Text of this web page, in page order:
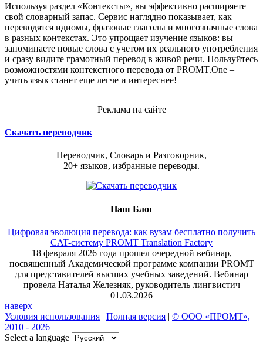
Используя раздел «Контексты», вы эффективно расширяете
свой словарный запас. Сервис наглядно показывает, как
переводятся идиомы, фразовые глаголы и многозначные слова
в разных контекстах. Это упрощает изучение языков: вы
запоминаете новые слова с учетом их реального употребления
и сразу видите грамотный перевод в живой речи. Пользуйтесь
возможностями контекстного перевода от PROMT.One –
учить язык станет еще легче и интереснее!
Реклама на сайте
Скачать переводчик
Переводчик, Словарь и Разговорник,
20+ языков, избранные переводы.
Наш Блог
Цифровая эволюция перевода: как вузам бесплатно получить
CAT-систему PROMT Translation Factory
18 февраля 2026 года прошел очередной вебинар,
посвященный Академической программе компании PROMT
для представителей высших учебных заведений. Вебинар
провела Наталья Железняк, руководитель лингвистич
01.03.2026
наверх
Условия использования | Полная версия | © ООО «ПРОМТ»,
2010 - 2026
Select a language